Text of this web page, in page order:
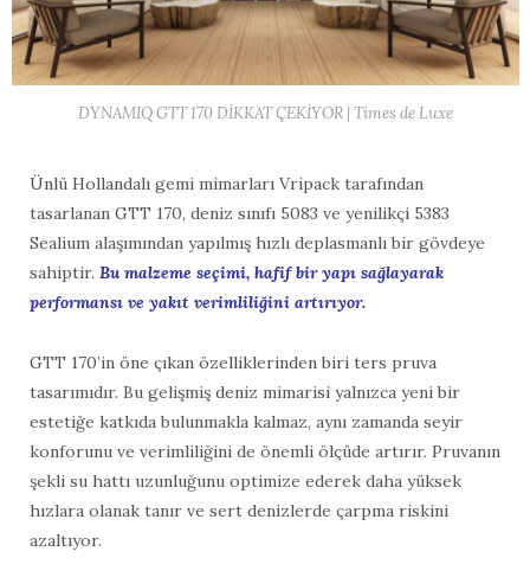
DYNAMIQ GTT 170 DİKKAT ÇEKİYOR | Times de Luxe
Ünlü Hollandalı gemi mimarları Vripack tarafından
tasarlanan GTT 170, deniz sınıfı 5083 ve yenilikçi 5383
Sealium alaşımından yapılmış hızlı deplasmanlı bir gövdeye
sahiptir. Bu malzeme seçimi, hafif bir yapı sağlayarak
performansı ve yakıt verimliliğini artırıyor.
GTT 170’in öne çıkan özelliklerinden biri ters pruva
tasarımıdır. Bu gelişmiş deniz mimarisi yalnızca yeni bir
estetiğe katkıda bulunmakla kalmaz, aynı zamanda seyir
konforunu ve verimliliğini de önemli ölçüde artırır. Pruvanın
şekli su hattı uzunluğunu optimize ederek daha yüksek
hızlara olanak tanır ve sert denizlerde çarpma riskini
azaltıyor.